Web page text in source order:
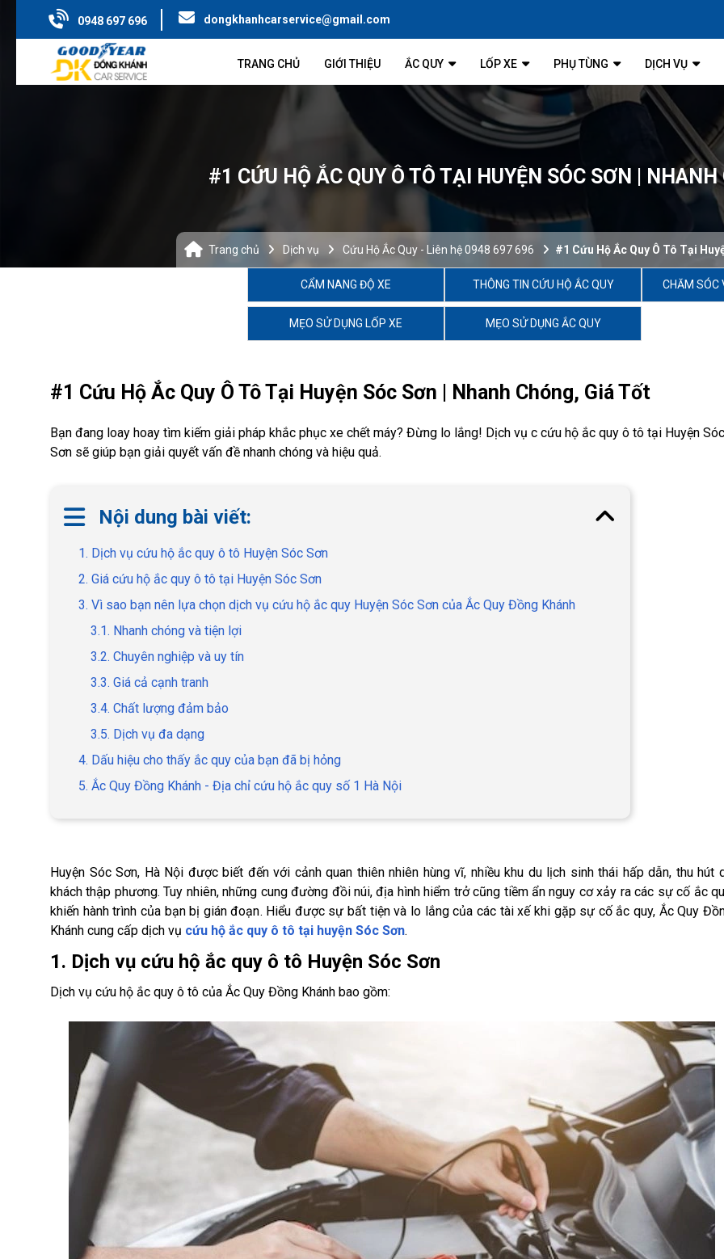
0948 697 696 dongkhanhcarservice@gmail.com
TRANG CHỦ GIỚI THIỆU ẮC QUY LỐP XE PHỤ TÙNG DỊCH VỤ
#1 CỨU HỘ ẮC QUY Ô TÔ TẠI HUYỆN SÓC SƠN |
Trang chủ Dịch vụ Cứu Hộ Ắc Quy - Liên hệ 0948 697 696 #1 Cứu Hộ Ắc Quy Ô Tô Tại
CẨM NANG ĐỘ XE THÔNG TIN CỨU HỘ ẮC QUY CHĂM SÓC
MẸO SỬ DỤNG LỐP XE MẸO SỬ DỤNG ẮC QUY
#1 Cứu Hộ Ắc Quy Ô Tô Tại Huyện Sóc Sơn | Nhanh Chóng, Giá Tốt
Bạn đang loay hoay tìm kiếm giải pháp khắc phục xe chết máy? Đừng lo lắng! Dịch vụ c cứu hộ ắc quy ô tô tại Huyện Sóc
Sơn sẽ giúp bạn giải quyết vấn đề nhanh chóng và hiệu quả.
Nội dung bài viết:
1. Dịch vụ cứu hộ ắc quy ô tô Huyện Sóc Sơn
2. Giá cứu hộ ắc quy ô tô tại Huyện Sóc Sơn
3. Vì sao bạn nên lựa chọn dịch vụ cứu hộ ắc quy Huyện Sóc Sơn của Ắc Quy Đồng Khánh
3.1. Nhanh chóng và tiện lợi
3.2. Chuyên nghiệp và uy tín
3.3. Giá cả cạnh tranh
3.4. Chất lượng đảm bảo
3.5. Dịch vụ đa dạng
4. Dấu hiệu cho thấy ắc quy của bạn đã bị hỏng
5. Ắc Quy Đồng Khánh - Địa chỉ cứu hộ ắc quy số 1 Hà Nội
Huyện Sóc Sơn, Hà Nội được biết đến với cảnh quan thiên nhiên hùng vĩ, nhiều khu du lịch sinh thái hấp dẫn, thu hút
khách thập phương. Tuy nhiên, những cung đường đồi núi, địa hình hiểm trở cũng tiềm ẩn nguy cơ xảy ra các sự cố ắc
khiến hành trình của bạn bị gián đoạn. Hiểu được sự bất tiện và lo lắng của các tài xế khi gặp sự cố ắc quy, Ắc Quy
Khánh cung cấp dịch vụ cứu hộ ắc quy ô tô tại huyện Sóc Sơn.
1. Dịch vụ cứu hộ ắc quy ô tô Huyện Sóc Sơn
Dịch vụ cứu hộ ắc quy ô tô của Ắc Quy Đồng Khánh bao gồm: